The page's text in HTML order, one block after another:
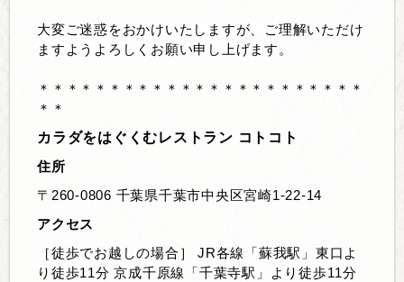
大変ご迷惑をおかけいたしますが、ご理解いただけ
ますようよろしくお願い申し上げます。
＊＊＊＊＊＊＊＊＊＊＊＊＊＊＊＊＊＊＊＊＊＊＊
＊＊
カラダをはぐくむレストラン コトコト
住所
〒260-0806 千葉県千葉市中央区宮崎1-22-14
アクセス
［徒歩でお越しの場合］ JR各線「蘇我駅」東口よ
り徒歩11分 京成千原線「千葉寺駅」より徒歩11分